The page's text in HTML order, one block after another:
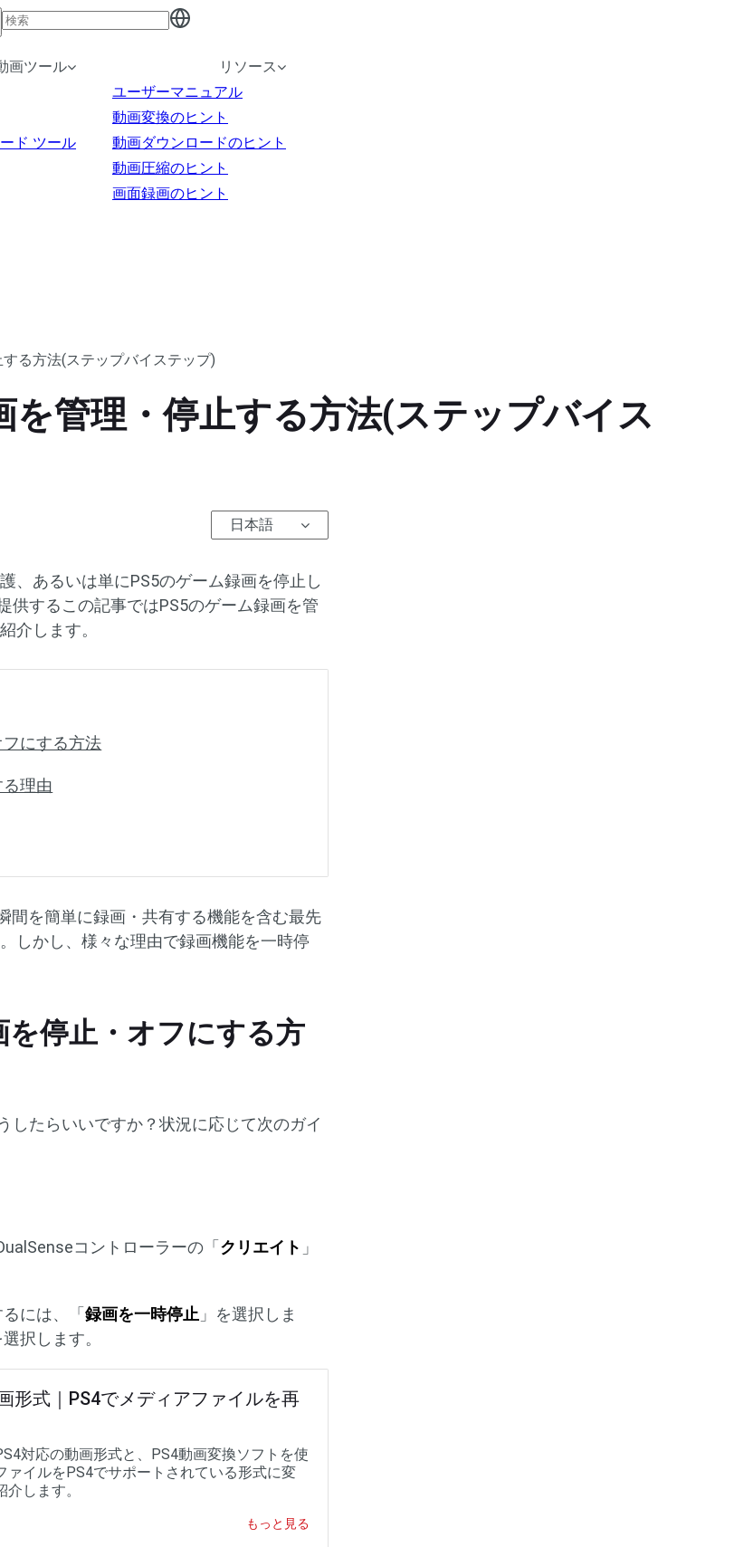
画ツール
ド ツール
リソース
ユーザーマニュアル
動画変換のヒント
動画ダウンロードのヒント
動画圧縮のヒント
画面録画のヒント
る方法(ステップバイステップ)
を管理・停止する方法(ステップバイス
日本語
、あるいは単にPS5のゲーム録画を停止し
供するこの記事ではPS5のゲーム録画を管
介します。
にする方法
理由
間を簡単に録画・共有する機能を含む最先
しかし、様々な理由で録画機能を一時停
停止・オフにする方
したらいいですか？状況に応じて次のガイ
コントローラーの「 クリエイト 」
には、「録画を一時停止 」を選択しま
選択します。
形式｜PS4でメディアファイルを再
対応の動画形式と、PS4動画変換ソフトを使
ァイルをPS4でサポートされている形式に変
します。
もっと見る